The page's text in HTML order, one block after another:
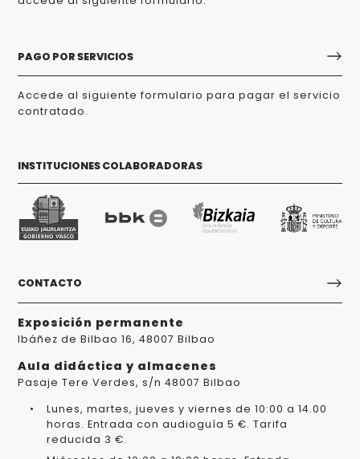
PAGO POR SERVICIOS
Accede al siguiente formulario para pagar el servicio
contratado.
INSTITUCIONES COLABORADORAS
CONTACTO
Exposición permanente
Ibáñez de Bilbao 16, 48007 Bilbao
Aula didáctica y almacenes
Pasaje Tere Verdes, s/n 48007 Bilbao
Lunes, martes, jueves y viernes de 10:00 a 14.00
horas. Entrada con audioguía 5 €. Tarifa
reducida 3 €.